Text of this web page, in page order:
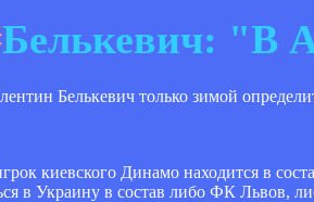
Белькевич: "В
Белькевич только зимой
киевского Динамо находится в
в Украину в состав либо ФК Львов,